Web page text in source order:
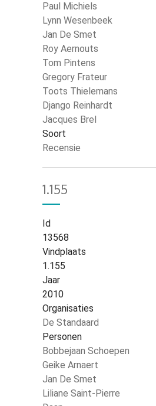
Paul Michiels
Lynn Wesenbeek
Jan De Smet
Roy Aernouts
Tom Pintens
Gregory Frateur
Toots Thielemans
Django Reinhardt
Jacques Brel
Soort
Recensie
1.155
Id
13568
Vindplaats
1.155
Jaar
2010
Organisaties
De Standaard
Personen
Bobbejaan Schoepen
Geike Arnaert
Jan De Smet
Liliane Saint-Pierre